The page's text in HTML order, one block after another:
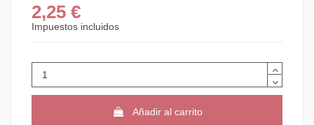
2,25 €
Impuestos incluidos
Añadir al carrito